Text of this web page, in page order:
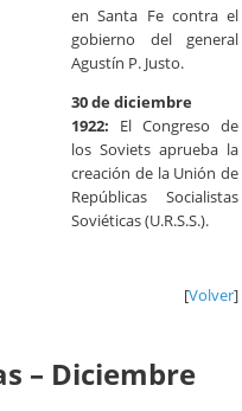
en Santa Fe contra el
gobierno del general
Agustín P. Justo.
30 de diciembre
1922: El Congreso de
los Soviets aprueba la
creación de la Unión de
Repúblicas Socialistas
Soviéticas (U.R.S.S.).
[Volver]
– Diciembre